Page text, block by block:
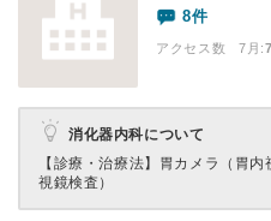
8件
アクセス数 7月:
消化器内科について
【診療・治療法】 胃カメラ（胃内
視鏡検査）